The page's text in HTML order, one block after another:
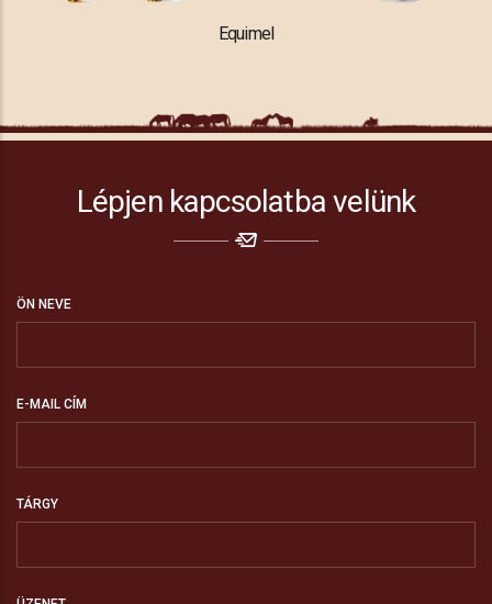
Equimel
Lépjen kapcsolatba velünk
ÖN NEVE
E-MAIL CÍM
TÁRGY